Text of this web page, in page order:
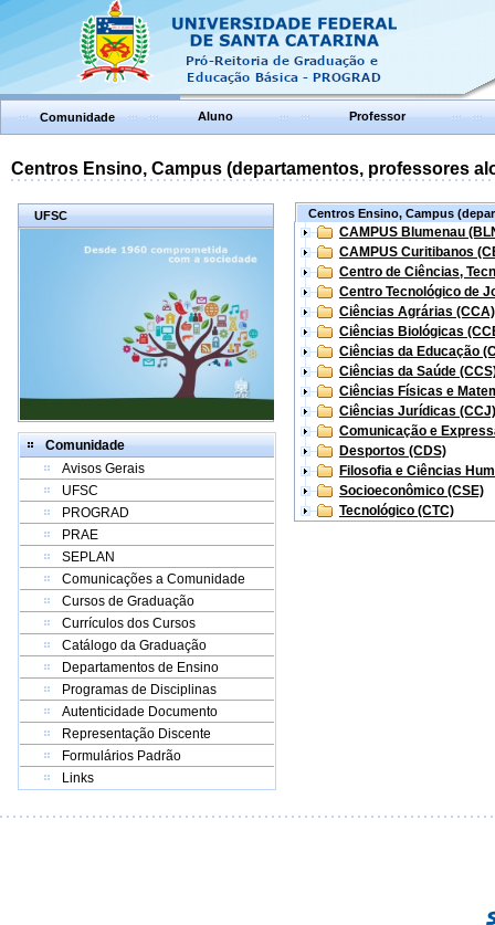
Comunidade Aluno Professor
Centros Ensino, Campus (departamentos, professores
UFSC
Comunidade
Avisos Gerais
UFSC
PROGRAD
PRAE
SEPLAN
Comunicações a Comunidade
Cursos de Graduação
Currículos dos Cursos
Catálogo da Graduação
Departamentos de Ensino
Programas de Disciplinas
Autenticidade Documento
Representação Discente
Formulários Padrão
Links
Centros Ensino, Campus
CAMPUS Blumenau
CAMPUS Curitibanos
Centro de Ciências,
Centro Tecnológico de
Ciências Agrárias (CCA)
Ciências Biológicas
Ciências da Educação
Ciências da Saúde
Ciências Físicas e
Ciências Jurídicas (CCJ)
Comunicação e
Desportos (CDS)
Filosofia e Ciências
Socioeconômico (CSE)
Tecnológico (CTC)